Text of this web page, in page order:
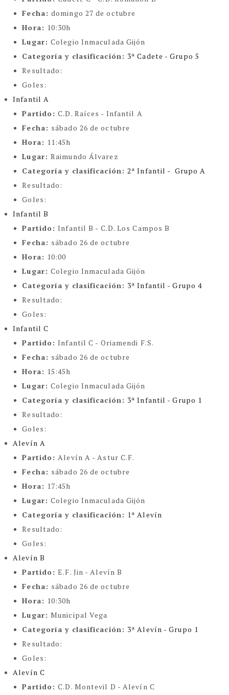
Fecha:domingo 27 de octubre
Hora: 10:30h
Lugar:Colegio Inmaculada Gijón
Categoría y clasificación : 3ª Cadete - Grupo 5
Resultado:
Goles:
Infantil A
Partido:C.D. Raíces - Infantil A
Fecha: sábado 26 de octubre
Hora: 11:45h
Lugar:Raimundo Álvarez
Categoría y clasificación :2ª Infantil - Grupo A
Resultado:
Goles:
Infantil B
Partido:Infantil B - C.D. Los Campos B
Fecha: sábado 26 de octubre
Hora: 10:00
Lugar:Colegio Inmaculada Gijón
Categoría y clasificación : 3ª Infantil - Grupo 4
Resultado:
Goles:
Infantil C
Partido:Infantil C - Oriamendi F.S.
Fecha: sábado 26 de octubre
Hora: 15:45h
Lugar:Colegio Inmaculada Gijón
Categoría y clasificación : 3ª Infantil - Grupo 1
Resultado:
Goles:
Alevín A
Partido: Alevín A - Astur C.F.
Fecha: sábado 26 de octubre
Hora: 17:45h
Lugar:Colegio Inmaculada Gijón
Categoría y clasificación : 1ª Alevín
Resultado:
Goles:
Alevín B
Partido:E.F. Jin - Alevín B
Fecha: sábado 26 de octubre
Hora: 10:30h
Lugar:Municipal Vega
Categoría y clasificación : 3ª Alevín - Grupo 1
Resultado:
Goles:
Alevín C
Partido:C.D. Montevil D - Alevín C